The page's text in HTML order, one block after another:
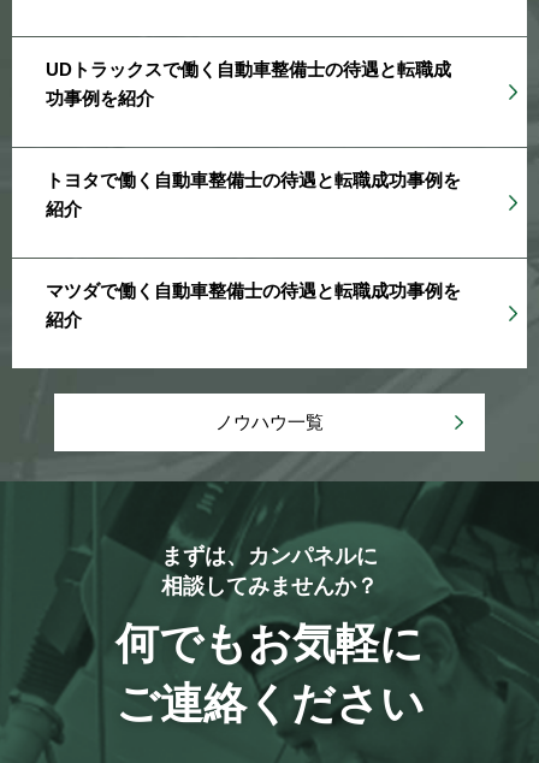
UDトラックスで働く自動車整備士の待遇と転職成
功事例を紹介
トヨタで働く自動車整備士の待遇と転職成功事例を
紹介
マツダで働く自動車整備士の待遇と転職成功事例を
紹介
ノウハウ一覧
まずは、カンパネルに
相談してみませんか？
何でもお気軽に
ご連絡ください